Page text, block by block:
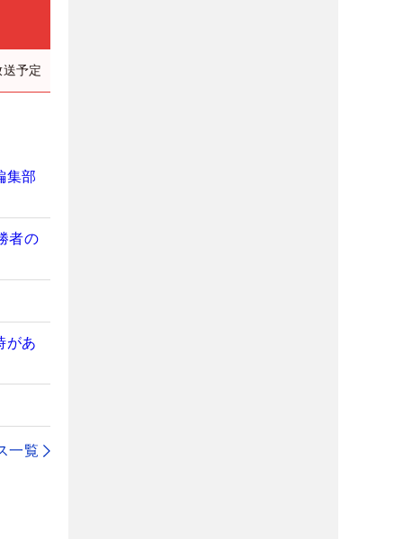
予定
集部
者の
があ
一覧